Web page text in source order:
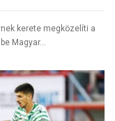
kerete megközelíti a
Magyar...